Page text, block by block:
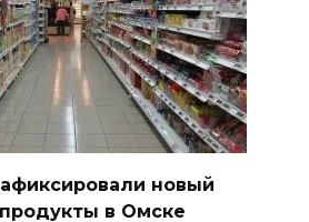
новый
в Омске